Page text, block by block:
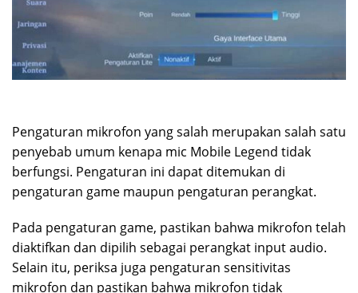
Pengaturan mikrofon yang salah merupakan salah satu
penyebab umum kenapa mic Mobile Legend tidak
berfungsi. Pengaturan ini dapat ditemukan di
pengaturan game maupun pengaturan perangkat.
Pada pengaturan game, pastikan bahwa mikrofon telah
diaktifkan dan dipilih sebagai perangkat input audio.
Selain itu, periksa juga pengaturan sensitivitas
mikrofon dan pastikan bahwa mikrofon tidak